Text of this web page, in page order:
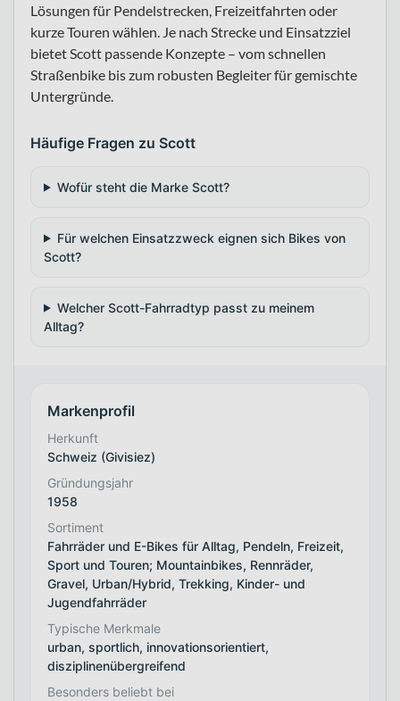
Lösungen für Pendelstrecken, Freizeitfahrten oder
kurze Touren wählen. Je nach Strecke und Einsatzziel
bietet Scott passende Konzepte – vom schnellen
Straßenbike bis zum robusten Begleiter für gemischte
Untergründe.
Häufige Fragen zu Scott
Wofür steht die Marke Scott?
Für welchen Einsatzzweck eignen sich Bikes von
Scott?
Welcher Scott-Fahrradtyp passt zu meinem
Alltag?
Markenprofil
Herkunft
Schweiz (Givisiez)
Gründungsjahr
1958
Sortiment
Fahrräder und E-Bikes für Alltag, Pendeln, Freizeit,
Sport und Touren; Mountainbikes, Rennräder,
Gravel, Urban/Hybrid, Trekking, Kinder- und
Jugendfahrräder
Typische Merkmale
urban, sportlich, innovationsorientiert,
disziplinenübergreifend
Besonders beliebt bei